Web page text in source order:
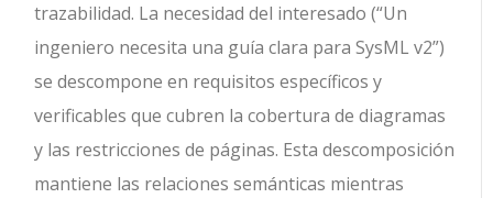
trazabilidad. La necesidad del interesado (“Un
ingeniero necesita una guía clara para SysML v2”)
se descompone en requisitos específicos y
verificables que cubren la cobertura de diagramas
y las restricciones de páginas. Esta descomposición
mantiene las relaciones semánticas mientras